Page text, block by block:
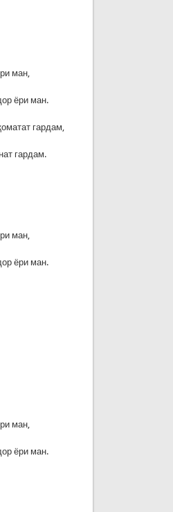
ман,
ёри ман.
гардам,
гардам.
ман,
ёри ман.
ман,
ёри ман.